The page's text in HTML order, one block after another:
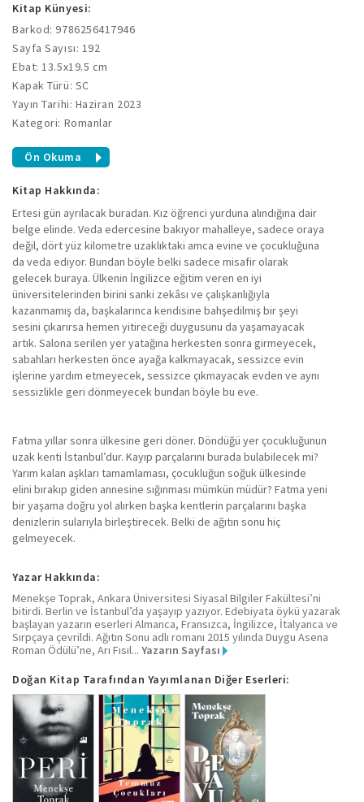
Kitap Künyesi:
Barkod: 9786256417946
Sayfa Sayısı: 192
Ebat: 13.5x19.5 cm
Kapak Türü: SC
Yayın Tarihi: Haziran 2023
Kategori: Romanlar
Ön Okuma
Kitap Hakkında:
Ertesi gün ayrılacak buradan. Kız öğrenci yurduna alındığına dair
belge elinde. Veda edercesine bakıyor mahalleye, sadece oraya
değil, dört yüz kilometre uzaklıktaki amca evine ve çocukluğuna
da veda ediyor. Bundan böyle belki sadece misafir olarak
gelecek buraya. Ülkenin İngilizce eğitim veren en iyi
üniversitelerinden birini sanki zekâsı ve çalışkanlığıyla
kazanmamış da, başkalarınca kendisine bahşedilmiş bir şeyi
sesini çıkarırsa hemen yitireceği duygusunu da yaşamayacak
artık. Salona serilen yer yatağına herkesten sonra girmeyecek,
sabahları herkesten önce ayağa kalkmayacak, sessizce evin
işlerine yardım etmeyecek, sessizce çıkmayacak evden ve aynı
sessizlikle geri dönmeyecek bundan böyle bu eve.
Fatma yıllar sonra ülkesine geri döner. Döndüğü yer çocukluğunun
uzak kenti İstanbul’dur. Kayıp parçalarını burada bulabilecek mi?
Yarım kalan aşkları tamamlaması, çocukluğun soğuk ülkesinde
elini bırakıp giden annesine sığınması mümkün müdür? Fatma yeni
bir yaşama doğru yol alırken başka kentlerin parçalarını başka
denizlerin sularıyla birleştirecek. Belki de ağıtın sonu hiç
gelmeyecek.
Yazar Hakkında:
Menekşe Toprak, Ankara Üniversitesi Siyasal Bilgiler Fakültesi’ni
bitirdi. Berlin ve İstanbul’da yaşayıp yazıyor. Edebiyata öykü yazarak
başlayan yazarın eserleri Almanca, Fransızca, İngilizce, İtalyanca ve
Sırpçaya çevrildi. Ağıtın Sonu adlı romanı 2015 yılında Duygu Asena
Roman Ödülü’ne, Arı Fısıl... Yazarın Sayfası
Doğan Kitap Tarafından Yayımlanan Diğer Eserleri: